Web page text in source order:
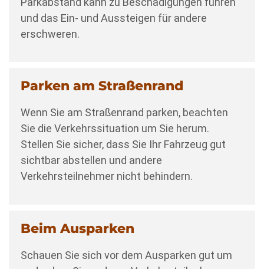
und das Ein- und Aussteigen für andere
erschweren.
Parken am Straßenrand
Wenn Sie am Straßenrand parken, beachten
Sie die Verkehrssituation um Sie herum.
Stellen Sie sicher, dass Sie Ihr Fahrzeug gut
sichtbar abstellen und andere
Verkehrsteilnehmer nicht behindern.
Beim Ausparken
Schauen Sie sich vor dem Ausparken gut um